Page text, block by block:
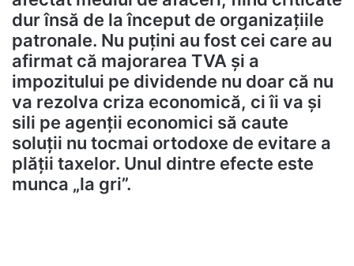
dur însă de la început de organizațiile
patronale. Nu puțini au fost cei care au
afirmat că majorarea TVA și a
impozitului pe dividende nu doar că nu
va rezolva criza economică, ci îi va și
sili pe agenții economici să caute
soluții nu tocmai ortodoxe de evitare a
plății taxelor. Unul dintre efecte este
munca „la gri”.